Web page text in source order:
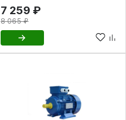
7 259 ₽
8 065 ₽